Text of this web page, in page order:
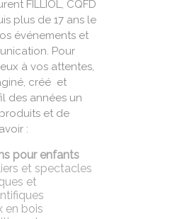
FILLIOL, CQFD
plus de 17 ans le
événements et
Pour
à vos attentes,
créé et
des années un
et de
:
pour enfants
et spectacles
et
en bois